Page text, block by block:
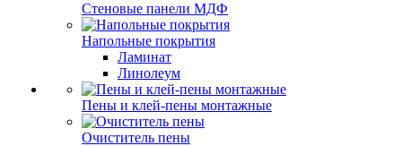
Стеновые панели МДФ
Напольные покрытия
Ламинат
Линолеум
Пены и клей-пены монтажные
Очиститель пены